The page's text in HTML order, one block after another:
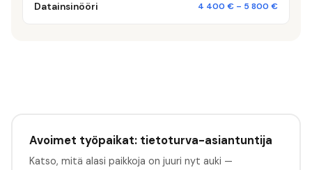
Datainsinööri 4 400 € – 5 800 €
Avoimet työpaikat: tietoturva-asiantuntija
Katso, mitä alasi paikkoja on juuri nyt auki —